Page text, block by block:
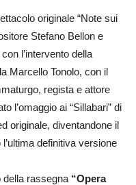
originale “Note sui
Stefano Bellon e
l’intervento della
Marcello Tonolo, con il
regista e attore
l’omaggio ai “Sillabari” di
originale, diventandone il
definitiva versione
della rassegna “Opera